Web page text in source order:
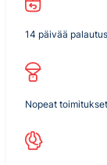
14 päivää
Nopeat toimitukset